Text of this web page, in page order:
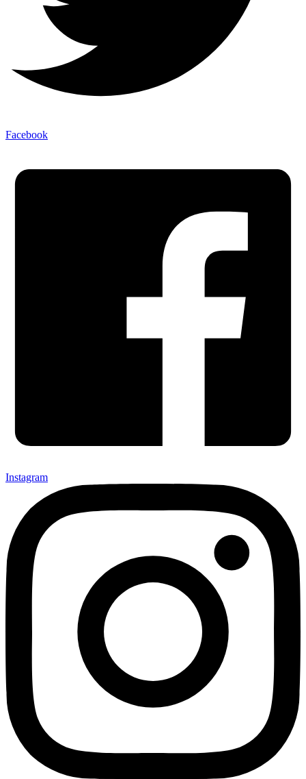
Facebook
Instagram